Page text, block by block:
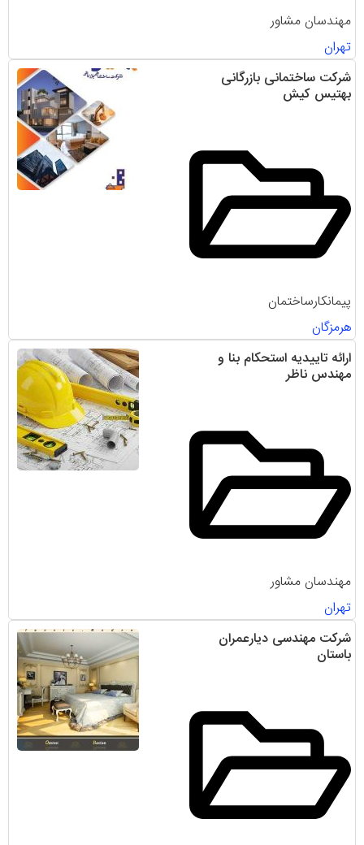
مهندسان مشاور
تهران
شرکت ساختمانی بازرگانی
بهتیس کیش
پیمانکارساختمان
هرمزگان
ارائه تاییدیه استحکام بنا و
مهندس ناظر
مهندسان مشاور
تهران
شرکت مهندسی دیارعمران
باستان